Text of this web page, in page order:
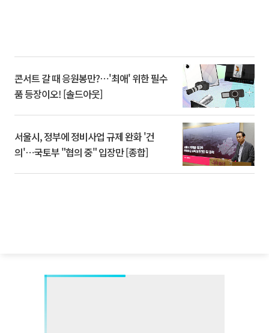
콘서트 갈 때 응원봉만?⋯'최애' 위한 필수
품 등장이오! [솔드아웃]
서울시, 정부에 정비사업 규제 완화 '건
의'⋯국토부 "협의 중" 입장만 [종합]